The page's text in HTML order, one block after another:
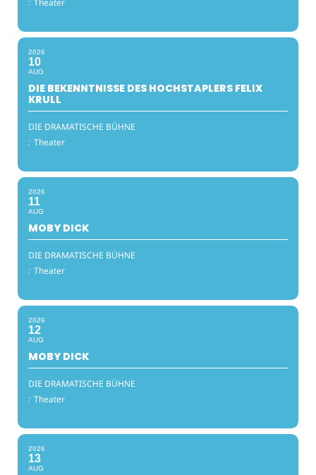
: Theater
2026
10
AUG
DIE BEKENNTNISSE DES HOCHSTAPLERS FELIX
KRULL
DIE DRAMATISCHE BÜHNE
: Theater
2026
11
AUG
MOBY DICK
DIE DRAMATISCHE BÜHNE
: Theater
2026
12
AUG
MOBY DICK
DIE DRAMATISCHE BÜHNE
: Theater
2026
13
AUG